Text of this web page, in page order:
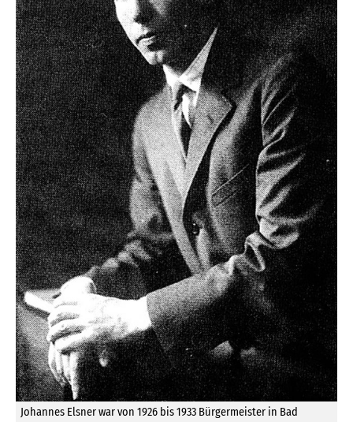
Johannes Elsner war von 1926 bis 1933 Bürgermeister in Bad